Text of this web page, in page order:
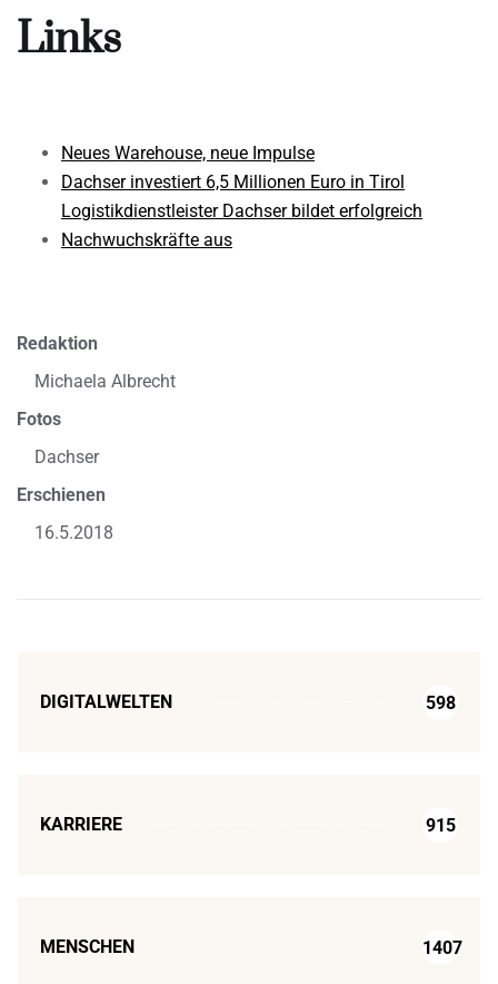
Links
Neues Warehouse, neue Impulse
Dachser investiert 6,5 Millionen Euro in Tirol
Logistikdienstleister Dachser bildet erfolgreich
Nachwuchskräfte aus
Redaktion
Michaela Albrecht
Fotos
Dachser
Erschienen
16.5.2018
DIGITALWELTEN 598
KARRIERE 915
MENSCHEN 1407